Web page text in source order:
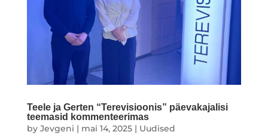
Teele ja Gerten “Terevisioonis” päevakajalisi
teemasid kommenteerimas
by Jevgeni | mai 14, 2025| Uudised